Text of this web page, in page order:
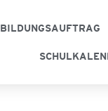
BILDUNGSAUFTRAG